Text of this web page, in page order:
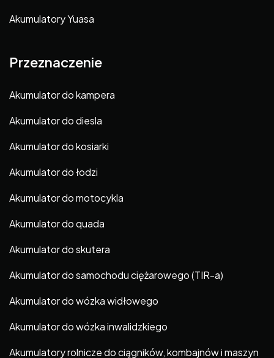
Akumulatory Yuasa
Przeznaczenie
Akumulator do kampera
Akumulator do diesla
Akumulator do kosiarki
Akumulator do łodzi
Akumulator do motocykla
Akumulator do quada
Akumulator do skutera
Akumulator do samochodu ciężarowego (TIR-a)
Akumulator do wózka widłowego
Akumulator do wózka inwalidzkiego
Akumulatory rolnicze do ciągników, kombajnów i maszyn